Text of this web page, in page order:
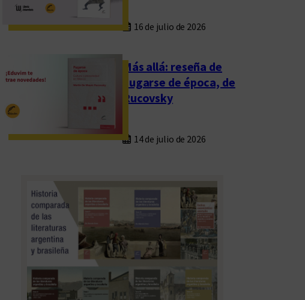
16 de julio de 2026
Más allá: reseña de
Fugarse de época, de
Rucovsky
14 de julio de 2026